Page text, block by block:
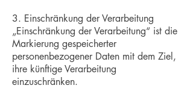
3. Einschränkung der Verarbeitung
„Einschränkung der Verarbeitung“ ist die
Markierung gespeicherter
personenbezogener Daten mit dem Ziel,
ihre künftige Verarbeitung
einzuschränken.